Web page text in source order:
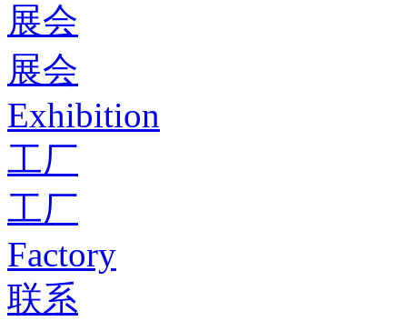
展会
展会
Exhibition
工厂
工厂
Factory
联系